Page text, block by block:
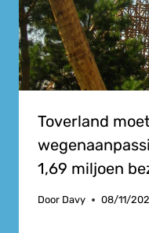
Toverland
1,69 miljoen
Door Davy 08/11/